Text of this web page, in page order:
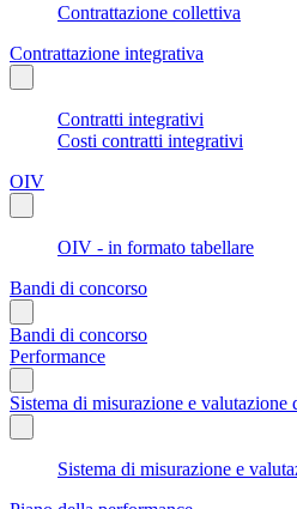
Contrattazione collettiva
Contrattazione integrativa
Contratti integrativi
Costi contratti integrativi
OIV
OIV - in formato tabellare
Bandi di concorso
Bandi di concorso
Performance
Sistema di misurazione e valutazione
Sistema di misurazione e